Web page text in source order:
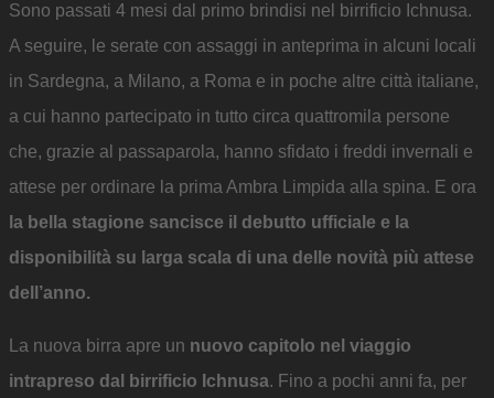
Sono passati 4 mesi dal primo brindisi nel birrificio Ichnusa.
A seguire, le serate con assaggi in anteprima in alcuni locali
in Sardegna, a Milano, a Roma e in poche altre città italiane,
a cui hanno partecipato in tutto circa quattromila persone
che, grazie al passaparola, hanno sfidato i freddi invernali e
attese per ordinare la prima Ambra Limpida alla spina. E ora
la bella stagione sancisce il debutto ufficiale e la
disponibilità su larga scala di una delle novità più attese
dell’anno.
La nuova birra apre un nuovo capitolo nel viaggio
intrapreso dal birrificio Ichnusa. Fino a pochi anni fa, per